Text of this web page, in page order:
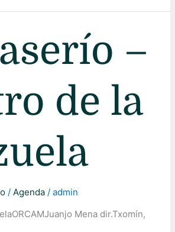
–
de la
/Agenda /admin
Mena dir.Txomín,